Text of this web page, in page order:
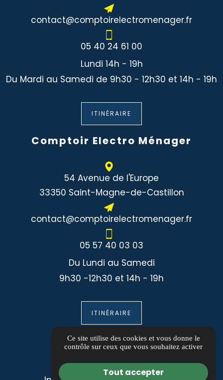
contact@comptoirelectromenager.fr
05 40 24 61 00
Lundi 14h - 19h
Du Mardi au Samedi de 9h30 - 12h30 et 14h - 19h
ITINÉRAIRE
Comptoir Electro Ménager
54 Avenue de l'Europe
33350 Saint-Magne-de-Castillon
contact@comptoirelectromenager.fr
05 57 40 03 03
Du Lundi au Samedi
9h30 -12h30 et 14h - 19h
ITINÉRAIRE
Informations
Guide local
Ce site utilise des cookies et vous donne le
contrôle sur ceux que vous souhaitez activer
Tout accepter